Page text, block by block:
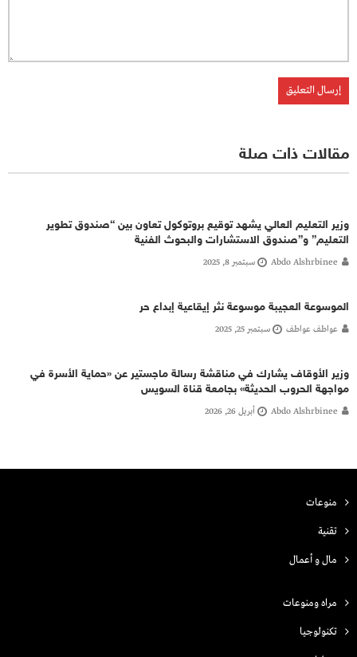
مقالات ذات صلة
وزير التعليم العالي يشهد توقيع بروتوكول تعاون بين “صندوق تطوير
التعليم” و”صندوق الاستشارات والبحوث الفنية
Abdo Alshrbinee سبتمبر 8, 2025
الموسوعة العجيبة موسوعة نثر إيقاعية إبداع حر
عواطف عواطف سبتمبر 25, 2025
وزير الأوقاف يشارك في مناقشة رسالة ماجستير عن «حماية الأسرة في
مواجهة الحروب الحديثة» بجامعة قناة السويس
Abdo Alshrbinee أبريل 26, 2026
منوعات
تقنية
مال و أعمال
مراه ومنوعات
تكنولوجيا